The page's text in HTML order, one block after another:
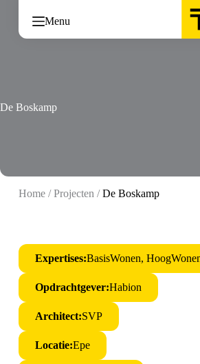
inhoud
Menu
De Boskamp
Home/Projecten /De Boskamp
Expertises:BasisWonen,
Opdrachtgever:Habion
Architect:SVP
Locatie:Epe